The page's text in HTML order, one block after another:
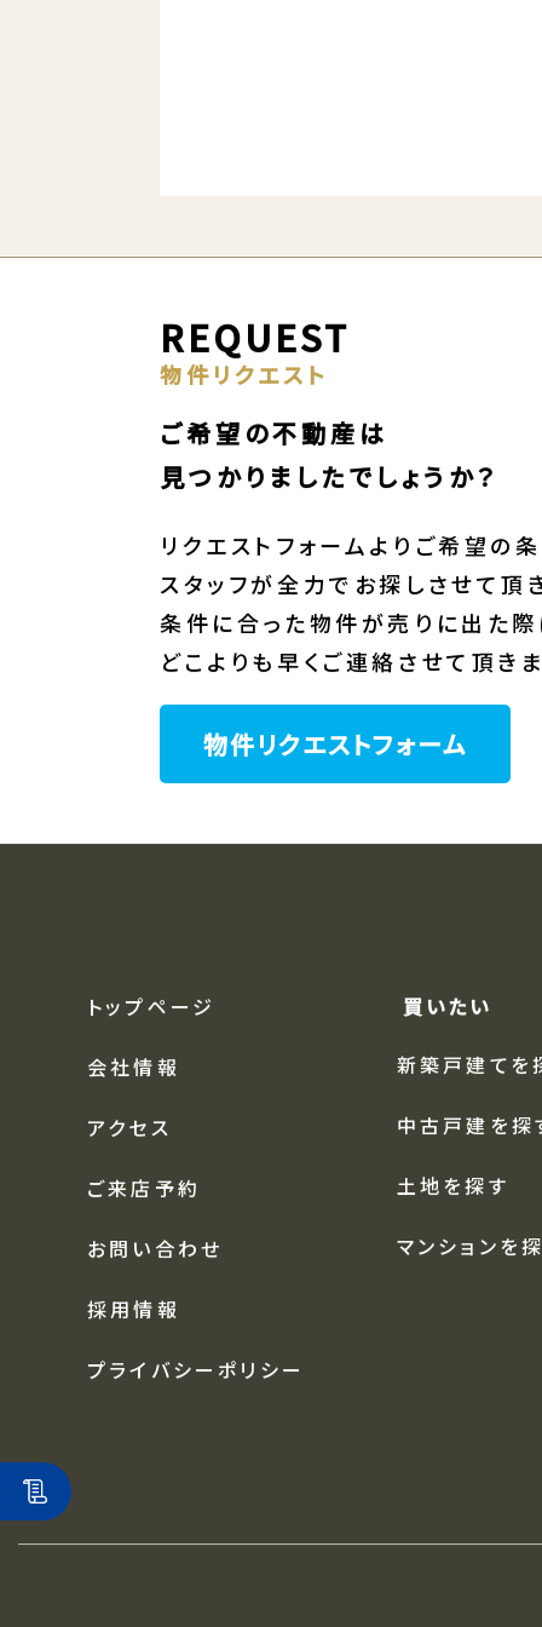
REQUEST
物件リクエスト
ご希望の不動産は
見つかりましたでしょうか？
リクエストフォームよりご希望の
スタッフが全力でお探しさせて頂
条件に合った物件が売りに出た際
どこよりも早くご連絡させて頂き
物件リクエストフォーム
トップページ
会社情報
アクセス
ご来店予約
お問い合わせ
採用情報
プライバシーポリシー
買いたい
新築戸建てを
中古戸建を探
土地を探す
マンションを